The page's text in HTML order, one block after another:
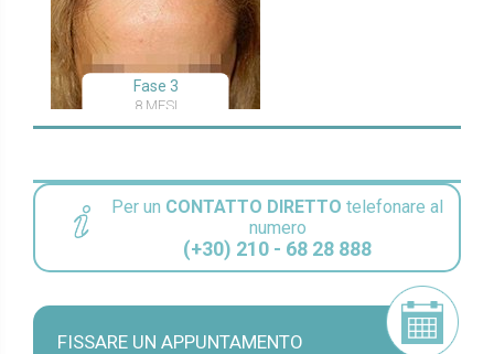
Fase 3
8 MESI
Per un CONTATTO DIRETTOtelefonare al
numero
(+30) 210 - 68 28 888
FISSARE UN APPUNTAMENTO